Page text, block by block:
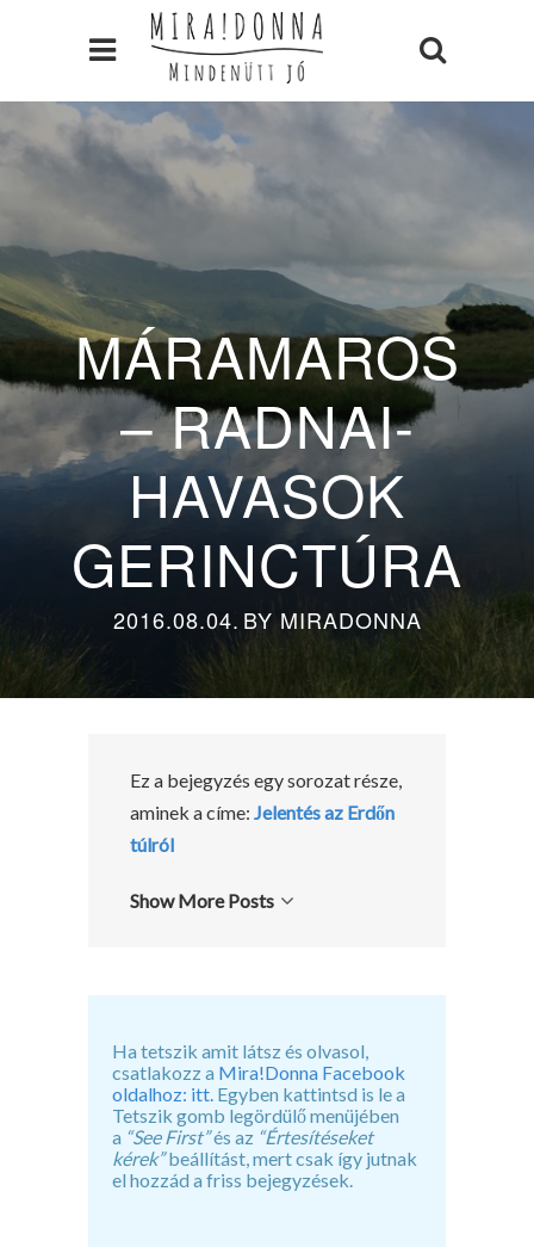
MÁRAMAROS
– RADNAI-
HAVASOK
GERINCTÚRA
2016.08.04. BY MIRADONNA
Ez a bejegyzés egy sorozat része,
aminek a címe: Jelentés az Erdőn
túlról
Show More Posts
Ha tetszik amit látsz és olvasol,
csatlakozz a Mira!Donna Facebook
oldalhoz: itt. Egyben kattintsd is le a
Tetszik gomb legördülő menüjében
a “See First”és az “Értesítéseket
kérek”beállítást, mert csak így jutnak
el hozzád a friss bejegyzések.